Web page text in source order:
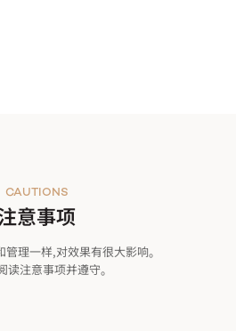
意事项
CAUTIONS
理一样,对效果有很大影响。
读注意事项并遵守。